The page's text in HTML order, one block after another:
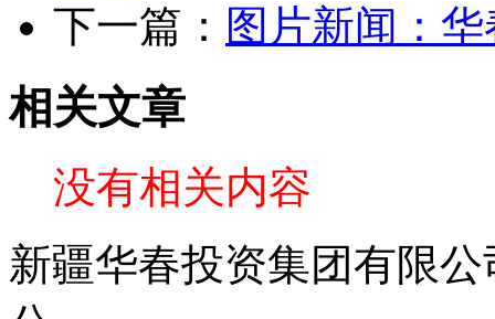
下一篇： 图片新闻：
相关文章
没有相关内容
新疆华春投资集团有限